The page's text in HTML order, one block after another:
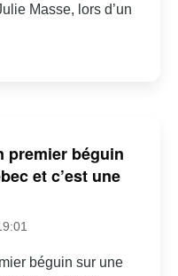
Masse, lors d’un
premier béguin
et c’est une
béguin sur une